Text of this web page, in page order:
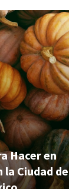
Hacer en
la Ciudad de